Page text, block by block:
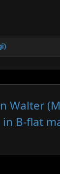
Walter
in B-flat